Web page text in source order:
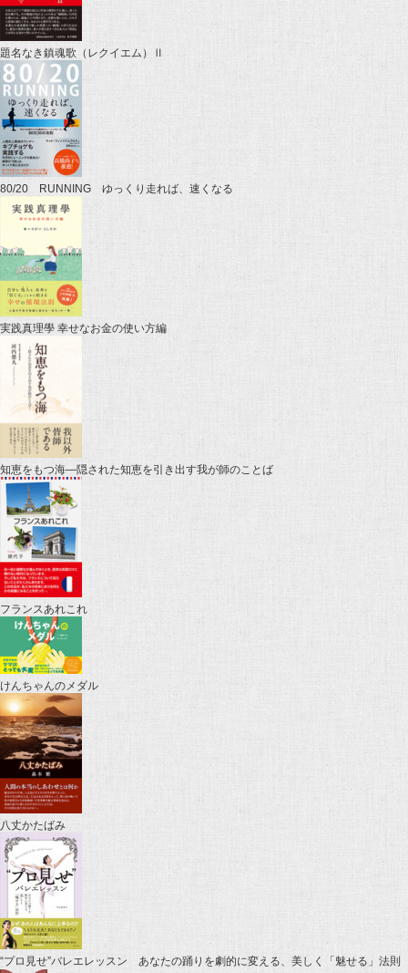
題名なき鎮魂歌（レクイエム）Ⅱ
80/20 RUNNING ゆっくり走れば、速くなる
実践真理學 幸せなお金の使い方編
知恵をもつ海―隠された知恵を引き出す我が師のことば
フランスあれこれ
けんちゃんのメダル
八丈かたばみ
“プロ見せ”バレエレッスン あなたの踊りを劇的に変える、美しく「魅せる」法則